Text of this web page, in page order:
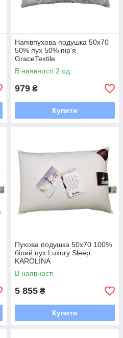
Напівпухова подушка 50x70
50% пух 50% пір'я
GraceTextile
В наявності 2 од.
979 ₴
Купити
Пухова подушка 50х70 100%
білий пух Luxury Sleep
KAROLINA
В наявності
5 855 ₴
Купити